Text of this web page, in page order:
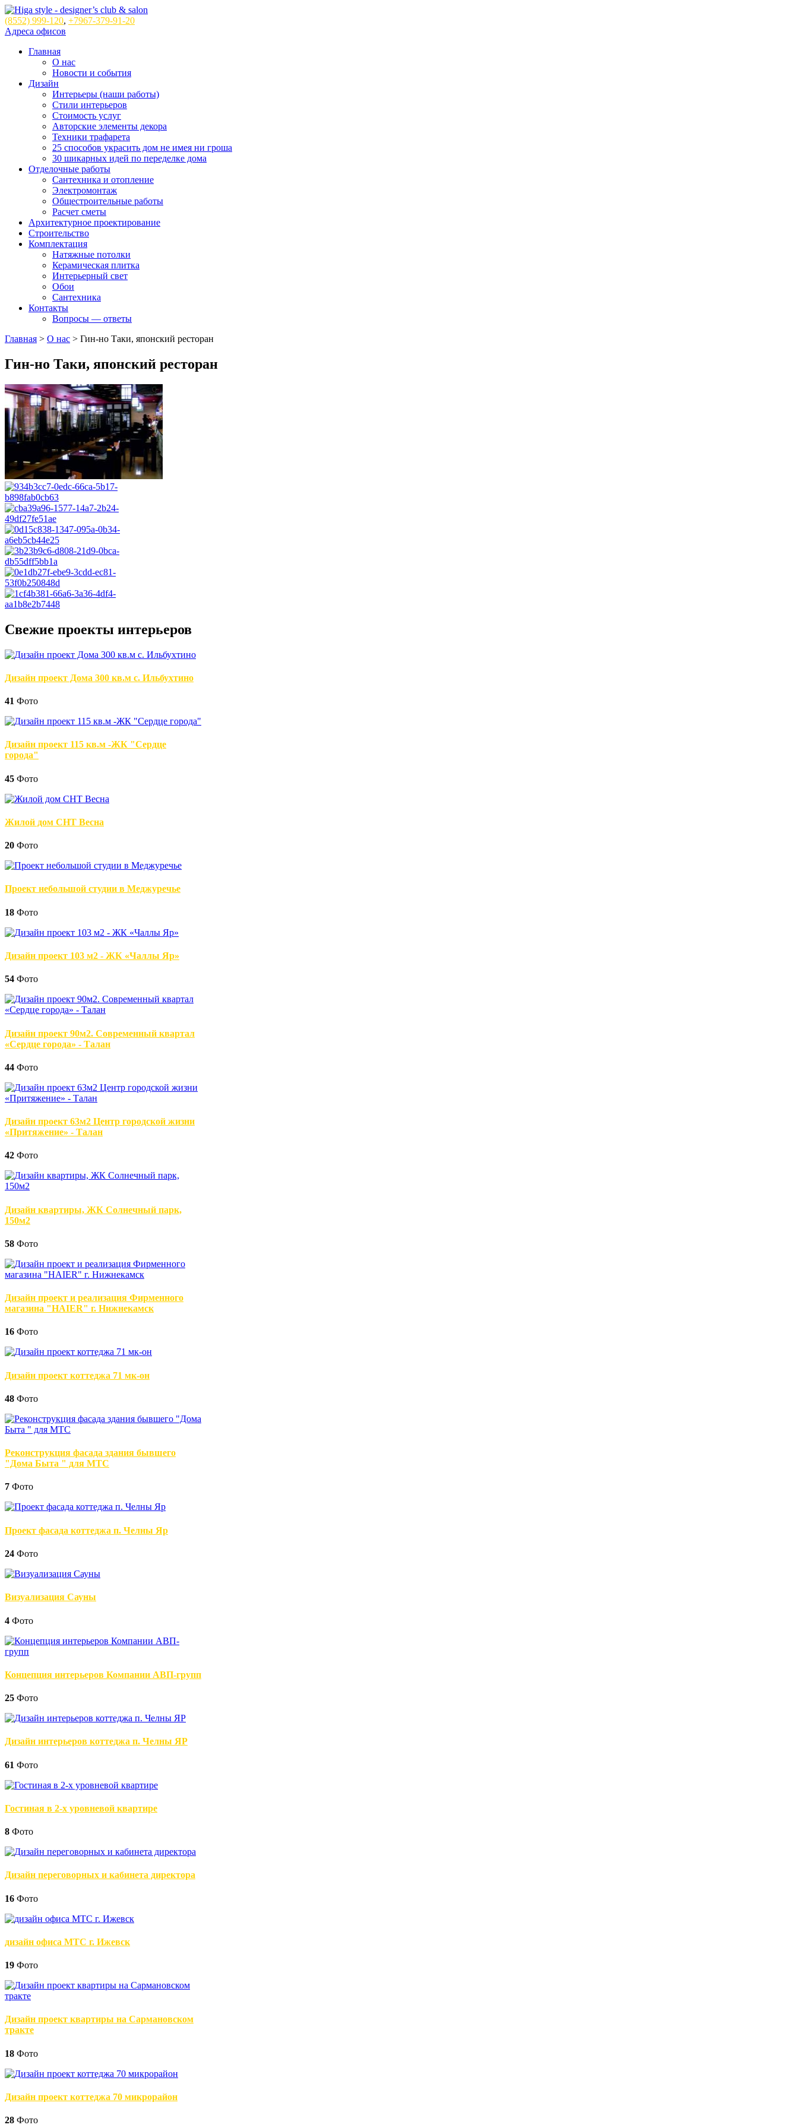
(8552) 999-120, +7967-379-91-20
Адреса офисов
Главная
О нас
Новости и события
Дизайн
Интерьеры (наши работы)
Стили интерьеров
Стоимость услуг
Авторские элементы декора
Техники трафарета
25 способов украсить дом не имея ни гроша
30 шикарных идей по переделке дома
Отделочные работы
Сантехника и отопление
Электромонтаж
Общестроительные работы
Расчет сметы
Архитектурное проектирование
Строительство
Комплектация
Натяжные потолки
Керамическая плитка
Интерьерный свет
Обои
Сантехника
Контакты
Вопросы — ответы
Главная > О нас > Гин-но Таки, японский ресторан
Гин-но Таки, японский ресторан
Свежие проекты интерьеров
Дизайн проект Дома 300 кв.м с. Ильбухтино
41 Фото
Дизайн проект 115 кв.м -ЖК "Сердце
города"
45 Фото
Жилой дом СНТ Весна
20 Фото
Проект небольшой студии в Меджуречье
18 Фото
Дизайн проект 103 м2 - ЖК «Чаллы Яр»
54 Фото
Дизайн проект 90м2. Современный квартал
«Сердце города» - Талан
44 Фото
Дизайн проект 63м2 Центр городской жизни
«Притяжение» - Талан
42 Фото
Дизайн квартиры, ЖК Солнечный парк,
150м2
58 Фото
Дизайн проект и реализация Фирменного
магазина "HAIER" г. Нижнекамск
16 Фото
Дизайн проект коттеджа 71 мк-он
48 Фото
Реконструкция фасада здания бывшего
"Дома Быта " для МТС
7 Фото
Проект фасада коттеджа п. Челны Яр
24 Фото
Визуализация Сауны
4 Фото
Концепция интерьеров Компании АВП-групп
25 Фото
Дизайн интерьеров коттеджа п. Челны ЯР
61 Фото
Гостиная в 2-х уровневой квартире
8 Фото
Дизайн переговорных и кабинета директора
16 Фото
дизайн офиса МТС г. Ижевск
19 Фото
Дизайн проект квартиры на Сармановском
тракте
18 Фото
Дизайн проект коттеджа 70 микрорайон
28 Фото